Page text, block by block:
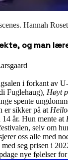
Hannah
og man
i forkant av
Fuglehaug), Høyt
spente
er sikker på at
år. Hun mente at
selv om
oss alle med
seg prisen i
nye følelser